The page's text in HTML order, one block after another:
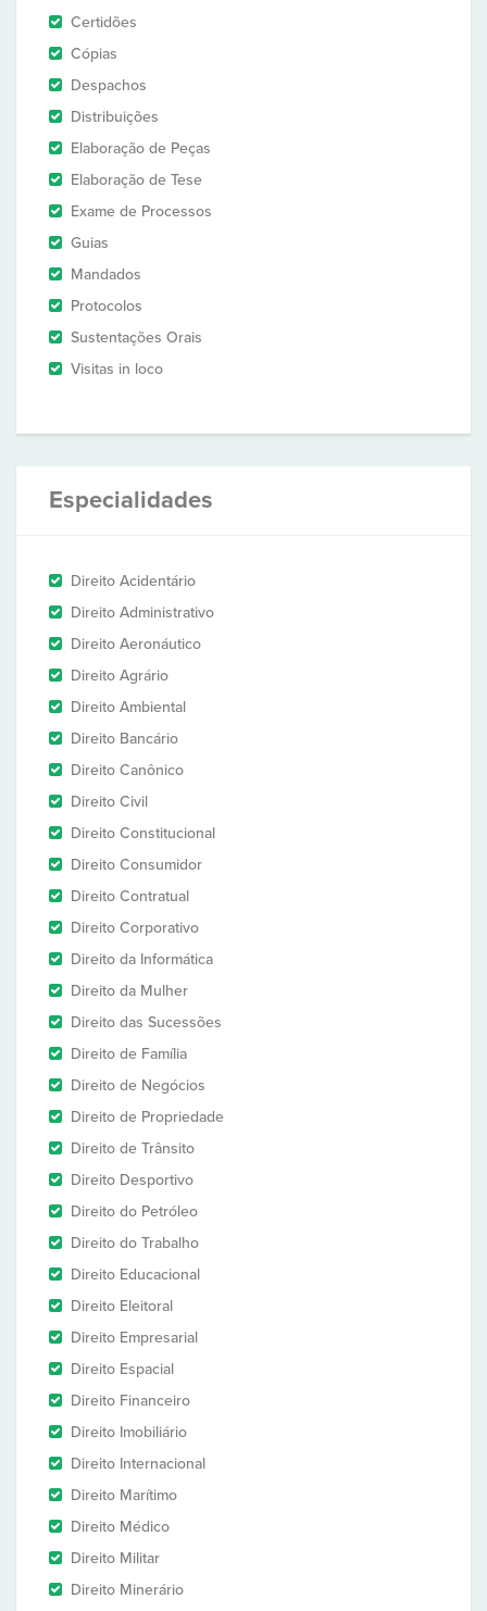
Certidões
Cópias
Despachos
Distribuições
Elaboração de Peças
Elaboração de Tese
Exame de Processos
Guias
Mandados
Protocolos
Sustentações Orais
Visitas in loco
Especialidades
Direito Acidentário
Direito Administrativo
Direito Aeronáutico
Direito Agrário
Direito Ambiental
Direito Bancário
Direito Canônico
Direito Civil
Direito Constitucional
Direito Consumidor
Direito Contratual
Direito Corporativo
Direito da Informática
Direito da Mulher
Direito das Sucessões
Direito de Família
Direito de Negócios
Direito de Propriedade
Direito de Trânsito
Direito Desportivo
Direito do Petróleo
Direito do Trabalho
Direito Educacional
Direito Eleitoral
Direito Empresarial
Direito Espacial
Direito Financeiro
Direito Imobiliário
Direito Internacional
Direito Marítimo
Direito Médico
Direito Militar
Direito Minerário